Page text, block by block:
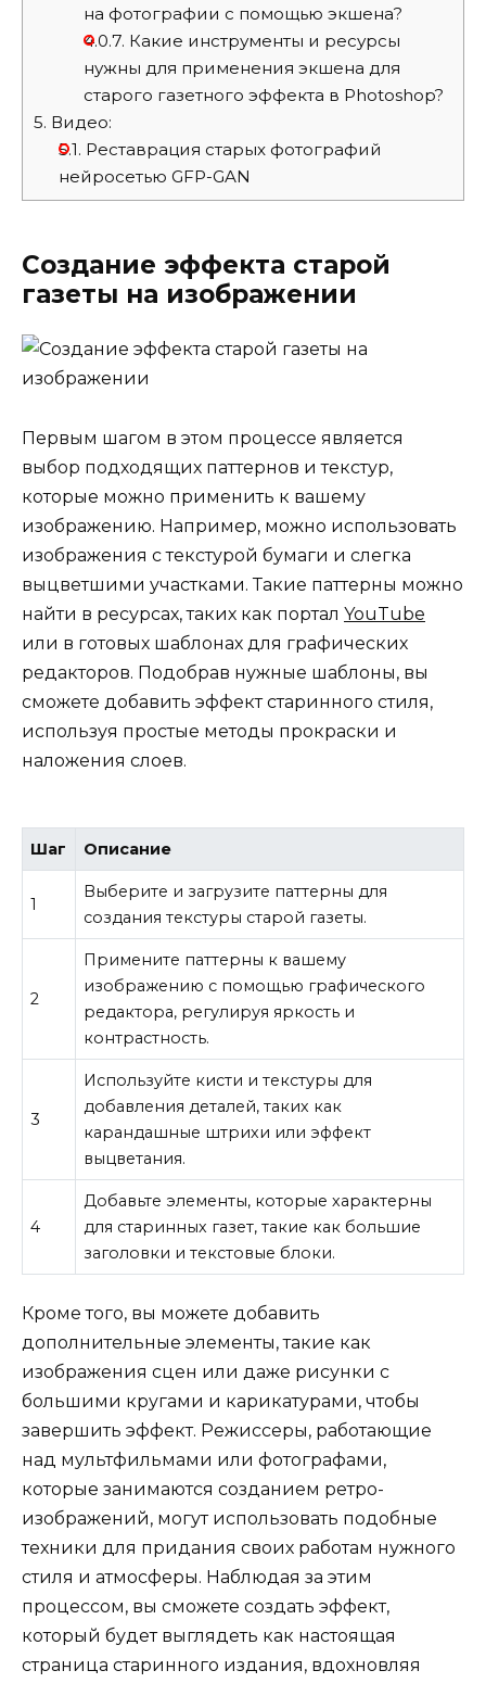
на фотографии с помощью экшена?
4.0.7. Какие инструменты и ресурсы
нужны для применения экшена для
старого газетного эффекта в Photoshop?
5. Видео:
5.1. Реставрация старых фотографий
нейросетью GFP-GAN
Создание эффекта старой
газеты на изображении
Первым шагом в этом процессе является
выбор подходящих паттернов и текстур,
которые можно применить к вашему
изображению. Например, можно использовать
изображения с текстурой бумаги и слегка
выцветшими участками. Такие паттерны можно
найти в ресурсах, таких как портал YouTube
или в готовых шаблонах для графических
редакторов. Подобрав нужные шаблоны, вы
сможете добавить эффект старинного стиля,
используя простые методы прокраски и
наложения слоев.
Шаг Описание
1
Выберите и загрузите паттерны для
создания текстуры старой газеты.
2
Примените паттерны к вашему
изображению с помощью графического
редактора, регулируя яркость и
контрастность.
3
Используйте кисти и текстуры для
добавления деталей, таких как
карандашные штрихи или эффект
выцветания.
4
Добавьте элементы, которые характерны
для старинных газет, такие как большие
заголовки и текстовые блоки.
Кроме того, вы можете добавить
дополнительные элементы, такие как
изображения сцен или даже рисунки с
большими кругами и карикатурами, чтобы
завершить эффект. Режиссеры, работающие
над мультфильмами или фотографами,
которые занимаются созданием ретро-
изображений, могут использовать подобные
техники для придания своих работам нужного
стиля и атмосферы. Наблюдая за этим
процессом, вы сможете создать эффект,
который будет выглядеть как настоящая
страница старинного издания, вдохновляя